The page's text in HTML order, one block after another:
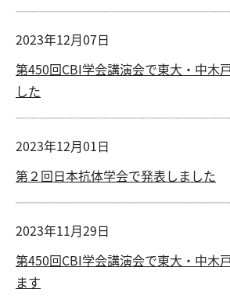
2023年12月07日
第450回CBI学会講演会で東大・中木
した
2023年12月01日
第２回日本抗体学会で発表しました
2023年11月29日
第450回CBI学会講演会で東大・中木
ます